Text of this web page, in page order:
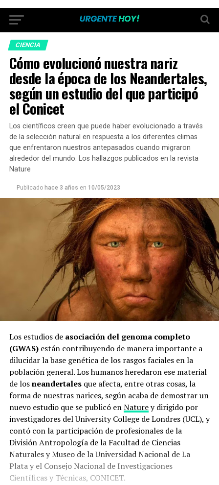
CIENCIA
Cómo evolucionó nuestra nariz
desde la época de los Neandertales,
según un estudio del que participó
el Conicet
Los científicos creen que puede haber evolucionado a través
de la selección natural en respuesta a los diferentes climas
que enfrentaron nuestros antepasados cuando migraron
alrededor del mundo. Los hallazgos publicados en la revista
Nature
Publicado hace 3 años en 10/05/2023
Los estudios de asociación del genoma completo
(GWAS) están contribuyendo de manera importante a
dilucidar la base genética de los rasgos faciales en la
población general. Los humanos heredaron ese material
de losneandertalesque afecta, entre otras cosas, la
forma de nuestras narices, según acaba de demostrar un
nuevo estudio que se publicó enNaturey dirigido por
investigadores del University College de Londres (UCL), y
contó con la participación de profesionales de la
División Antropología de la Facultad de Ciencias
Naturales y Museo de la Universidad Nacional de La
Plata y el Consejo Nacional de Investigaciones
Científicas y Técnicas, CONICET.